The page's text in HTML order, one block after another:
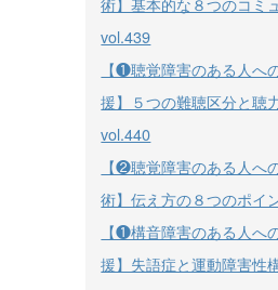
vol.439
【❶聴覚障害のある人へ
援】５つの難聴区分と聴
vol.440
【❷聴覚障害のある人へ
術】伝え方の８つのポ
【❶構音障害のある人へ
援】失語症と運動障害